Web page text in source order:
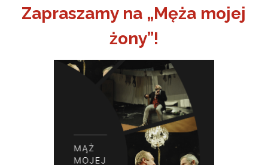
Zapraszamy na „Męża mojej
żony”!